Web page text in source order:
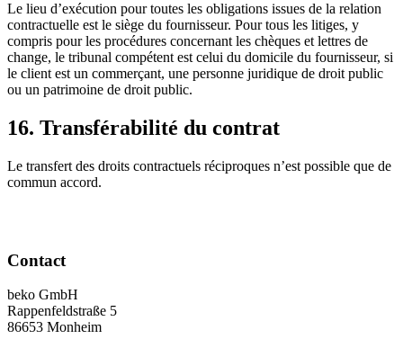
Le lieu d’exécution pour toutes les obligations issues de la relation
contractuelle est le siège du fournisseur. Pour tous les litiges, y
compris pour les procédures concernant les chèques et lettres de
change, le tribunal compétent est celui du domicile du fournisseur, si
le client est un commerçant, une personne juridique de droit public
ou un patrimoine de droit public.
16. Transférabilité du contrat
Le transfert des droits contractuels réciproques n’est possible que de
commun accord.
Contact
beko GmbH
Rappenfeldstraße 5
86653 Monheim